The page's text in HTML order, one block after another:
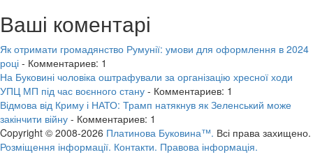
Ваші коментарі
Як отримати громадянство Румунії: умови для оформлення в 2024
році - Комментариев: 1
На Буковині чоловіка оштрафували за організацію хресної ходи
УПЦ МП під час воєнного стану - Комментариев: 1
Відмова від Криму і НАТО: Трамп натякнув як Зеленський може
закінчити війну - Комментариев: 1
Copyright © 2008-2026 Платинова Буковина™. Всі права захищено.
Розміщення інформації. Контакти. Правова інформація.